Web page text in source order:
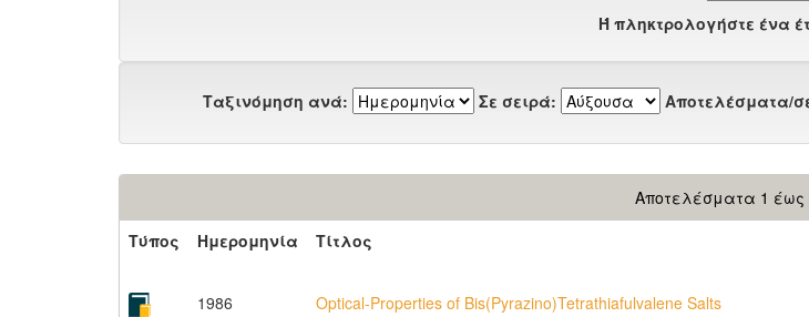
Ή πληκτρολογήστε ένα
Ταξινόμηση ανά: Σε σειρά: Αποτελέσματα/
Αποτελέσματα 1 έως
Τύπος
Ημερομηνία Τίτλος
1986
Optical-Properties of Bis(Pyrazino)Tetrathiafulvalene Salts